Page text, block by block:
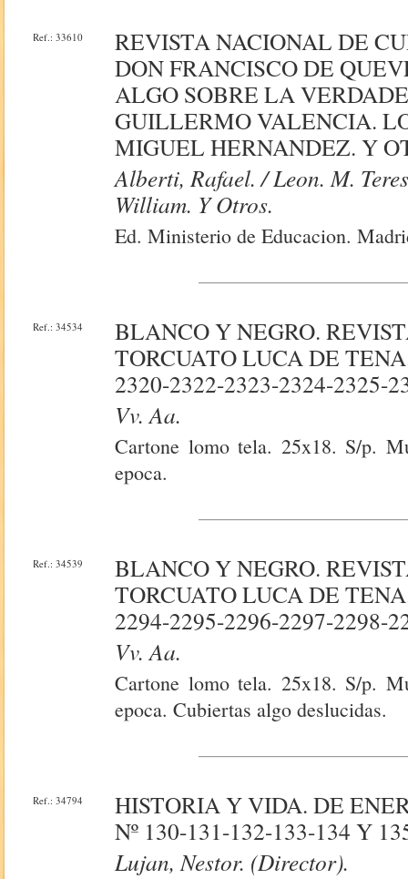
Ref.: 33610
REVISTA NACIONAL DE
DON FRANCISCO DE
ALGO SOBRE LA
GUILLERMO VALENCIA.
MIGUEL HERNANDEZ. Y
Alberti, Rafael. / Leon. M.
William. Y Otros.
Ed. Ministerio de Educacion.
Ref.: 34534
BLANCO Y NEGRO.
TORCUATO LUCA DE
2320-2322-2323-2324-2325-
Vv. Aa.
Cartone lomo tela. 25x18. S/p.
epoca.
Ref.: 34539
BLANCO Y NEGRO.
TORCUATO LUCA DE
2294-2295-2296-2297-2298-
Vv. Aa.
Cartone lomo tela. 25x18. S/p.
epoca. Cubiertas algo deslucidas.
Ref.: 34794
HISTORIA Y VIDA. DE
Nº 130-131-132-133-134 Y
Lujan, Nestor. (Director).